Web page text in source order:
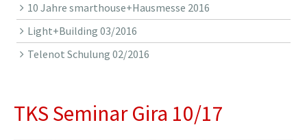
10 Jahre smarthouse+Hausmesse 2016
Light+Building 03/2016
Telenot Schulung 02/2016
TKS Seminar Gira 10/17